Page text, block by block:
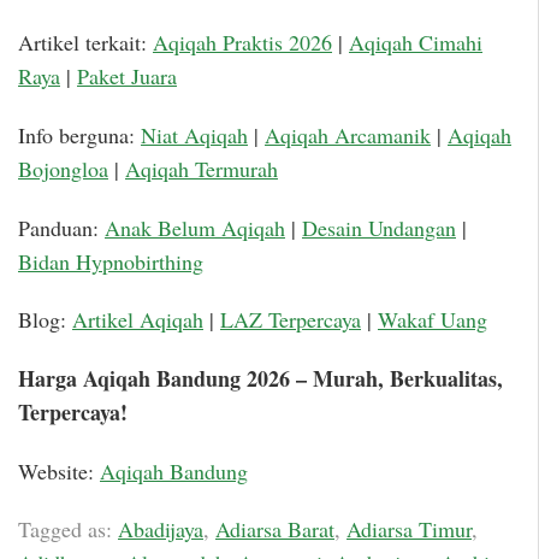
Artikel terkait: Aqiqah Praktis 2026 | Aqiqah Cimahi
Raya | Paket Juara
Info berguna: Niat Aqiqah | Aqiqah Arcamanik | Aqiqah
Bojongloa | Aqiqah Termurah
Panduan: Anak Belum Aqiqah | Desain Undangan |
Bidan Hypnobirthing
Blog: Artikel Aqiqah | LAZ Terpercaya | Wakaf Uang
Harga Aqiqah Bandung 2026 – Murah, Berkualitas,
Terpercaya!
Website: Aqiqah Bandung
Tagged as: Abadijaya, Adiarsa Barat, Adiarsa Timur,